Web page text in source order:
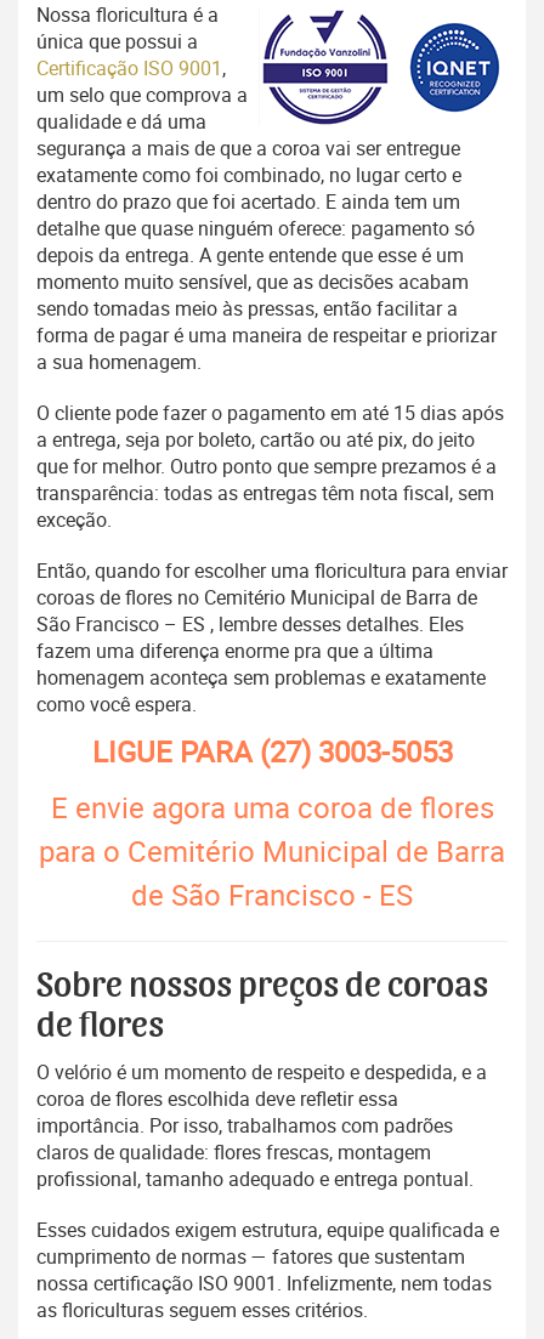
Nossa floricultura é a
única que possui a
Certificação ISO 9001,
um selo que comprova a
qualidade e dá uma
segurança a mais de que a coroa vai ser entregue
exatamente como foi combinado, no lugar certo e
dentro do prazo que foi acertado. E ainda tem um
detalhe que quase ninguém oferece: pagamento só
depois da entrega. A gente entende que esse é um
momento muito sensível, que as decisões acabam
sendo tomadas meio às pressas, então facilitar a
forma de pagar é uma maneira de respeitar e priorizar
a sua homenagem.
O cliente pode fazer o pagamento em até 15 dias após
a entrega, seja por boleto, cartão ou até pix, do jeito
que for melhor. Outro ponto que sempre prezamos é a
transparência: todas as entregas têm nota fiscal, sem
exceção.
Então, quando for escolher uma floricultura para enviar
coroas de flores no Cemitério Municipal de Barra de
São Francisco – ES , lembre desses detalhes. Eles
fazem uma diferença enorme pra que a última
homenagem aconteça sem problemas e exatamente
como você espera.
LIGUE PARA(27) 3003-5053
E envie agora uma coroa de flores
para o Cemitério Municipal de Barra
de São Francisco - ES
Sobre nossos preços de coroas
de flores
O velório é um momento de respeito e despedida, e a
coroa de flores escolhida deve refletir essa
importância. Por isso, trabalhamos com padrões
claros de qualidade: flores frescas, montagem
profissional, tamanho adequado e entrega pontual.
Esses cuidados exigem estrutura, equipe qualificada e
cumprimento de normas — fatores que sustentam
nossa certificação ISO 9001. Infelizmente, nem todas
as floriculturas seguem esses critérios.